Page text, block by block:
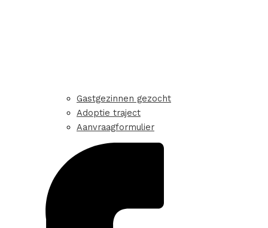
Gastgezinnen gezocht
Adoptie traject
Aanvraagformulier